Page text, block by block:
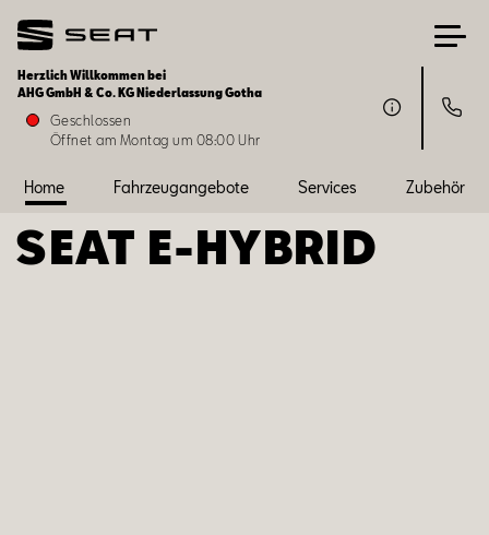
Herzlich Willkommen bei
AHG GmbH & Co. KG Niederlassung Gotha
Geschlossen
Öffnet am Montag um 08:00 Uhr
Home
Fahrzeugangebote
Services
Home Fahrzeugangebote Services Zubehör
SEAT ­­E-HYBRID